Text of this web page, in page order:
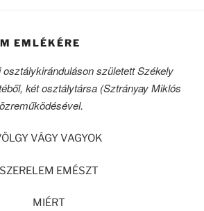
EMLÉKÉRE
született Székely
két osztálytársa (Sztrányay Miklós
.
VÁGY VAGYOK
SZERELEM EMÉSZT
MIÉRT